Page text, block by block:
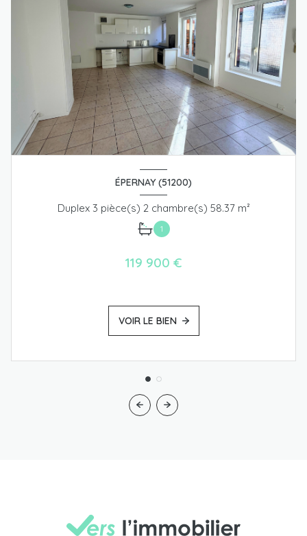
ÉPERNAY (51200)
Duplex 3 pièce(s) 2 chambre(s) 58.37 m²
1
119 900 €
VOIR LE BIEN